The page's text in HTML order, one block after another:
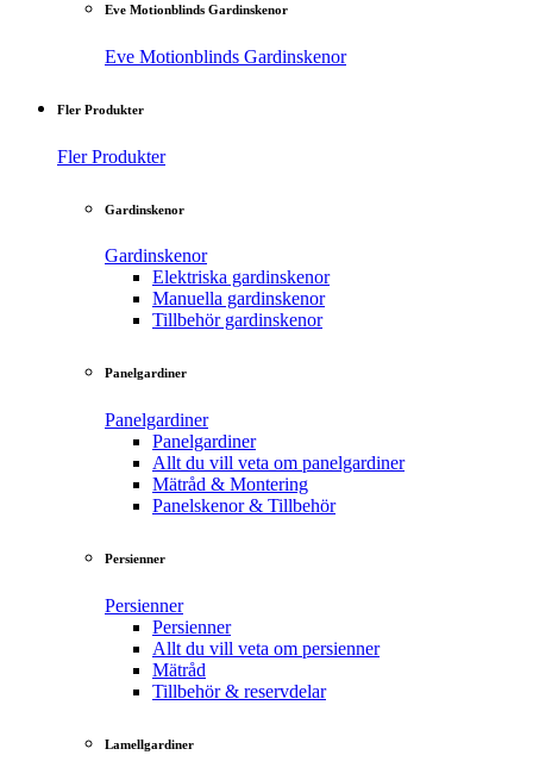
Eve Motionblinds Gardinskenor
Eve Motionblinds Gardinskenor
Fler Produkter
Fler Produkter
Gardinskenor
Gardinskenor
Elektriska gardinskenor
Manuella gardinskenor
Tillbehör gardinskenor
Panelgardiner
Panelgardiner
Panelgardiner
Allt du vill veta om panelgardiner
Mätråd & Montering
Panelskenor & Tillbehör
Persienner
Persienner
Persienner
Allt du vill veta om persienner
Mätråd
Tillbehör & reservdelar
Lamellgardiner